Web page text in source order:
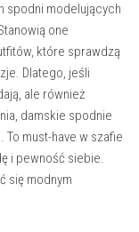
spodni modelujących
one
które sprawdzą
Dlatego, jeśli
ale również
damskie spodnie
must-have w szafie
i pewność siebie.
się modnym